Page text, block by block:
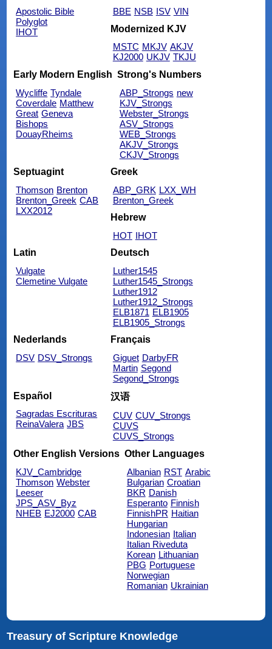
Apostolic Bible
Polyglot
IHOT
BBE NSB ISV VIN
Modernized KJV
MSTC MKJV AKJV
KJ2000 UKJV TKJU
Early Modern English
Wycliffe Tyndale
Coverdale Matthew
Great Geneva
Bishops
DouayRheims
Strong's Numbers
ABP_Strongs new
KJV_Strongs
Webster_Strongs
ASV_Strongs
WEB_Strongs
AKJV_Strongs
CKJV_Strongs
Septuagint
Thomson Brenton
Brenton_Greek CAB
LXX2012
Greek
ABP_GRK LXX_WH
Brenton_Greek
Hebrew
HOT IHOT
Latin
Vulgate
Clemetine Vulgate
Deutsch
Luther1545
Luther1545_Strongs
Luther1912
Luther1912_Strongs
ELB1871 ELB1905
ELB1905_Strongs
Nederlands
DSV DSV_Strongs
Français
Giguet DarbyFR
Martin Segond
Segond_Strongs
Español
Sagradas Escrituras
ReinaValera JBS
汉语
CUV CUV_Strongs
CUVS
CUVS_Strongs
Other English Versions
KJV_Cambridge
Thomson Webster
Leeser
JPS_ASV_Byz
NHEB EJ2000 CAB
Other Languages
Albanian RST Arabic
Bulgarian Croatian
BKR Danish
Esperanto Finnish
FinnishPR Haitian
Hungarian
Indonesian Italian
Italian Riveduta
Korean Lithuanian
PBG Portuguese
Norwegian
Romanian Ukrainian
Treasury of Scripture Knowledge